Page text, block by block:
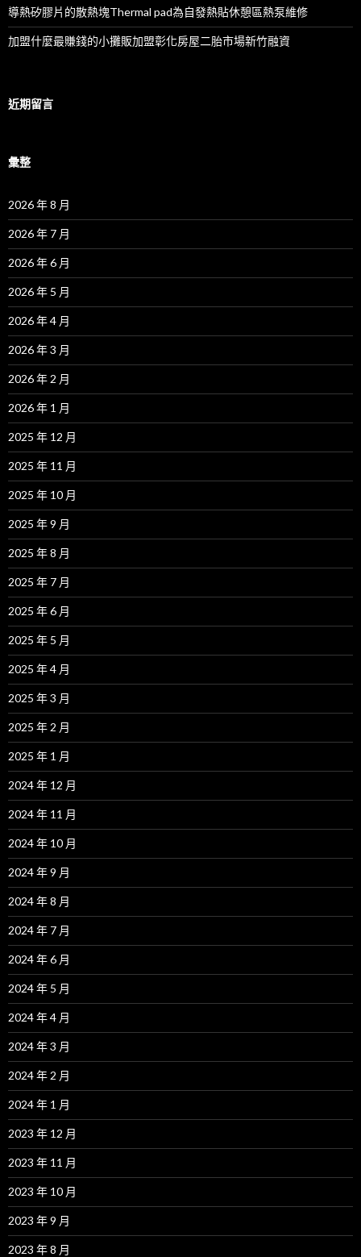
導熱矽膠片的散熱塊Thermal pad為自發熱貼休憩區熱泵維修
加盟什麼最賺錢的小攤販加盟彰化房屋二胎市場新竹融資
近期留言
彙整
2026 年 8 月
2026 年 7 月
2026 年 6 月
2026 年 5 月
2026 年 4 月
2026 年 3 月
2026 年 2 月
2026 年 1 月
2025 年 12 月
2025 年 11 月
2025 年 10 月
2025 年 9 月
2025 年 8 月
2025 年 7 月
2025 年 6 月
2025 年 5 月
2025 年 4 月
2025 年 3 月
2025 年 2 月
2025 年 1 月
2024 年 12 月
2024 年 11 月
2024 年 10 月
2024 年 9 月
2024 年 8 月
2024 年 7 月
2024 年 6 月
2024 年 5 月
2024 年 4 月
2024 年 3 月
2024 年 2 月
2024 年 1 月
2023 年 12 月
2023 年 11 月
2023 年 10 月
2023 年 9 月
2023 年 8 月